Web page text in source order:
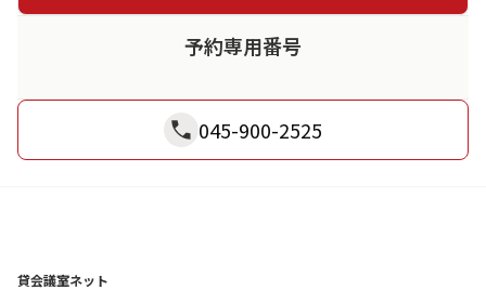
予約専用番号
045-900-2525
貸会議室ネット